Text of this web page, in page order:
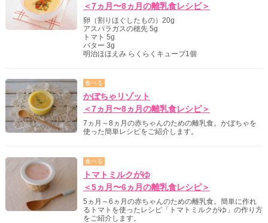
＜7ヵ月〜8ヵ月の離乳食レシピ＞
卵（割りほぐしたもの）20g
アスパラガスの穂先 5g
トマト 5g
バター 3g
明治ほほえみ らくらくキューブ1個
食べる
かぼちゃリゾット
＜7ヵ月〜8ヵ月の離乳食レシピ＞
7ヵ月～8ヵ月の赤ちゃんのための離乳食。かぼちゃを
使った簡単レシピをご紹介します。
食べる
トマトミルクがゆ
＜5ヵ月〜6ヵ月の離乳食レシピ＞
5ヵ月～6ヵ月の赤ちゃんのための離乳食。簡単に作れ
るトマトを使ったレシピ「トマトミルクがゆ」の作り方
をご紹介します。